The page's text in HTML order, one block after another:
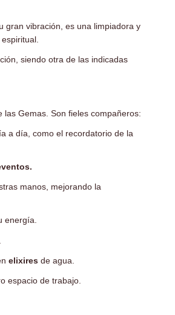
gran vibración, es una limpiadora y
siendo otra de las indicadas
las Gemas. Son fieles compañeros:
a día, como el recordatorio de la
manos, mejorando la
energía.
elixiresde agua.
espacio de trabajo.